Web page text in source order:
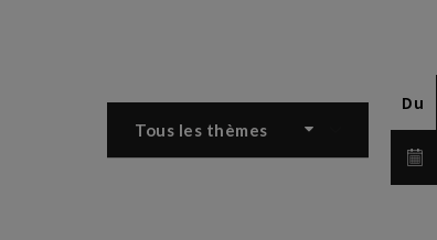
Tous les thèmes
Du